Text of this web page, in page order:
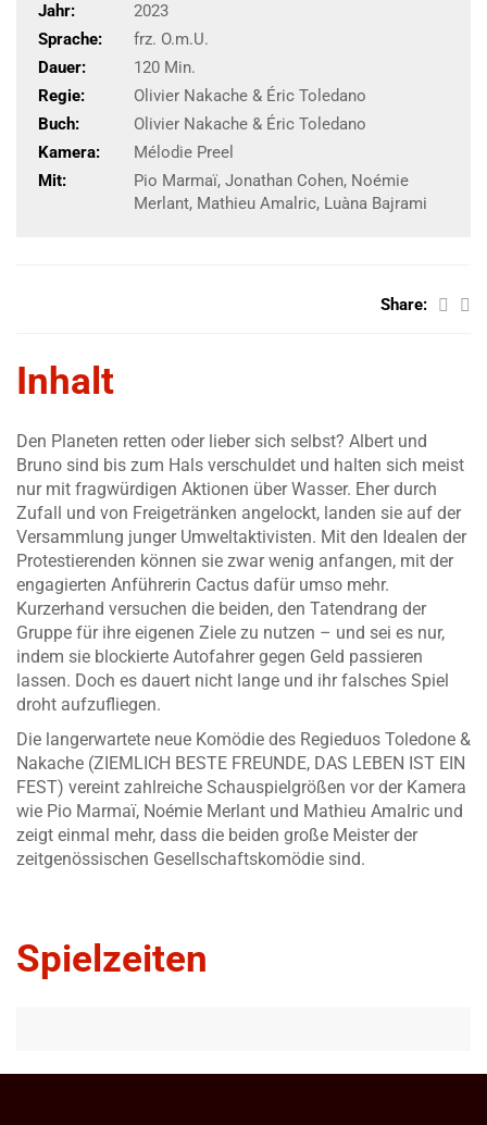
Jahr:
2023
Sprache:
frz. O.m.U.
Dauer:
120 Min.
Regie:
Olivier Nakache & Éric Toledano
Buch:
Olivier Nakache & Éric Toledano
Kamera:
Mélodie Preel
Mit:
Pio Marmaï, Jonathan Cohen, Noémie
Merlant, Mathieu Amalric, Luàna Bajrami
Share:
Inhalt
Den Planeten retten oder lieber sich selbst? Albert und
Bruno sind bis zum Hals verschuldet und halten sich meist
nur mit fragwürdigen Aktionen über Wasser. Eher durch
Zufall und von Freigetränken angelockt, landen sie auf der
Versammlung junger Umweltaktivisten. Mit den Idealen der
Protestierenden können sie zwar wenig anfangen, mit der
engagierten Anführerin Cactus dafür umso mehr.
Kurzerhand versuchen die beiden, den Tatendrang der
Gruppe für ihre eigenen Ziele zu nutzen – und sei es nur,
indem sie blockierte Autofahrer gegen Geld passieren
lassen. Doch es dauert nicht lange und ihr falsches Spiel
droht aufzufliegen.
Die langerwartete neue Komödie des Regieduos Toledone &
Nakache (ZIEMLICH BESTE FREUNDE, DAS LEBEN IST EIN
FEST) vereint zahlreiche Schauspielgrößen vor der Kamera
wie Pio Marmaï, Noémie Merlant und Mathieu Amalric und
zeigt einmal mehr, dass die beiden große Meister der
zeitgenössischen Gesellschaftskomödie sind.
Spielzeiten